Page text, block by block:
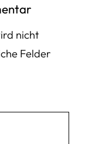
nicht
Felder